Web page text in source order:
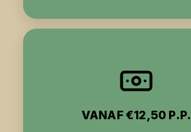
VANAF €12,50 P.P.